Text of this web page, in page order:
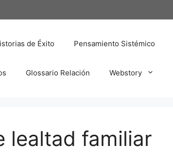
de Éxito Pensamiento Sistémico
Glossario Relación Webstory
lealtad familiar